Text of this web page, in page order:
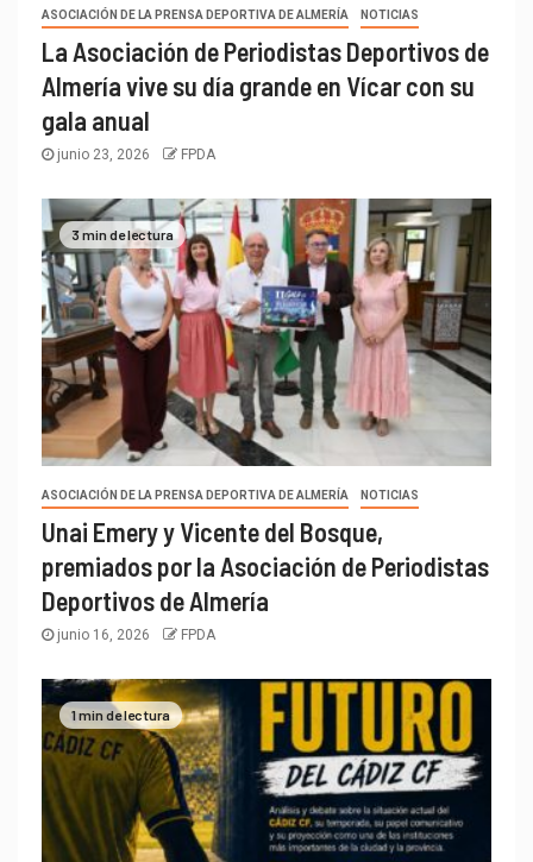
ASOCIACIÓN DE LA PRENSA DEPORTIVA DE ALMERÍA NOTICIAS
La Asociación de Periodistas Deportivos de
Almería vive su día grande en Vícar con su
gala anual
junio 23, 2026 FPDA
3 min de lectura
ASOCIACIÓN DE LA PRENSA DEPORTIVA DE ALMERÍA NOTICIAS
Unai Emery y Vicente del Bosque,
premiados por la Asociación de Periodistas
Deportivos de Almería
junio 16, 2026 FPDA
1 min de lectura